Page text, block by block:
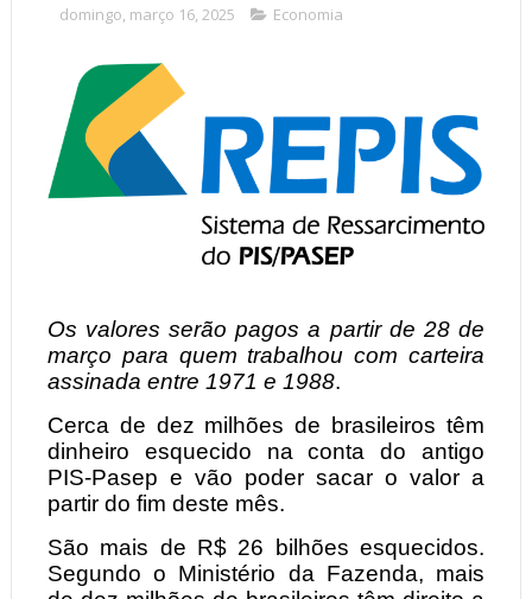
domingo, março 16, 2025 Economia
Os valores serão pagos a partir de 28 de
março para quem trabalhou com carteira
assinada entre 1971 e 1988.
Cerca de dez milhões de brasileiros têm
dinheiro esquecido na conta do antigo
PIS-Pasep e vão poder sacar o valor a
partir do fim deste mês.
São mais de R$ 26 bilhões esquecidos.
Segundo o Ministério da Fazenda, mais